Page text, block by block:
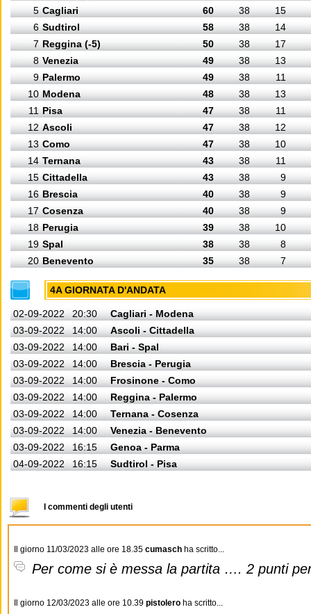
5 Cagliari 60 38
15
6 Sudtirol 58 38
14
7 Reggina (-5) 50 38
17
8 Venezia 49 38
13
9 Palermo 49 38
11
10 Modena 48 38
13
11 Pisa 47 38
11
12 Ascoli 47 38
12
13 Como 47 38
10
14 Ternana 43 38
11
15 Cittadella 43 38
9
16 Brescia 40 38
9
17 Cosenza 40 38
9
18 Perugia 39 38
10
19 Spal 38 38
8
20 Benevento 35 38 7
4A GIORNATA D'ANDATA
02-09-2022 20:30
Cagliari - Modena
03-09-2022
14:00
Ascoli - Cittadella
03-09-2022
14:00
Bari - Spal
03-09-2022
14:00
Brescia - Perugia
03-09-2022
14:00
Frosinone - Como
03-09-2022
14:00
Reggina - Palermo
03-09-2022
14:00
Ternana - Cosenza
03-09-2022
14:00
Venezia - Benevento
03-09-2022
16:15
Genoa - Parma
04-09-2022
16:15 Sudtirol - Pisa
I commenti degli utenti
Il giorno 11/03/2023 alle ore 18.35 cumasch ha scritto...
Per come si è messa la partita …. 2 punti
Il giorno 12/03/2023 alle ore 10.39 pistolero ha scritto...